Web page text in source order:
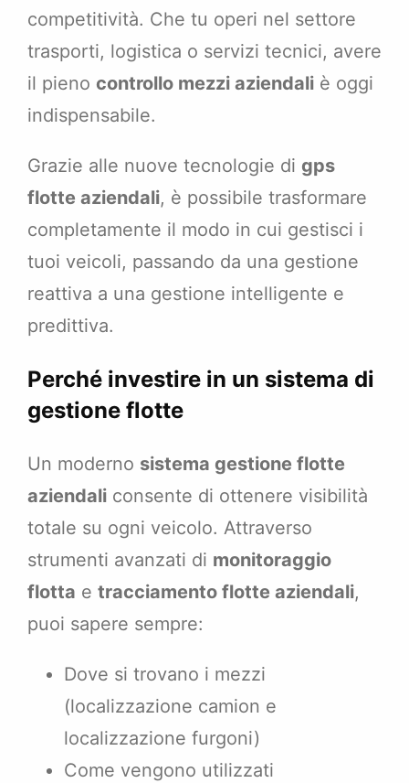
competitività. Che tu operi nel settore
trasporti, logistica o servizi tecnici, avere
il pieno controllo mezzi aziendali è oggi
indispensabile.
Grazie alle nuove tecnologie di gps
flotte aziendali, è possibile trasformare
completamente il modo in cui gestisci i
tuoi veicoli, passando da una gestione
reattiva a una gestione intelligente e
predittiva.
Perché investire in un sistema di
gestione flotte
Un moderno sistema gestione flotte
aziendali consente di ottenere visibilità
totale su ogni veicolo. Attraverso
strumenti avanzati di monitoraggio
flotta e tracciamento flotte aziendali,
puoi sapere sempre:
Dove si trovano i mezzi
(localizzazione camion e
localizzazione furgoni)
Come vengono utilizzati